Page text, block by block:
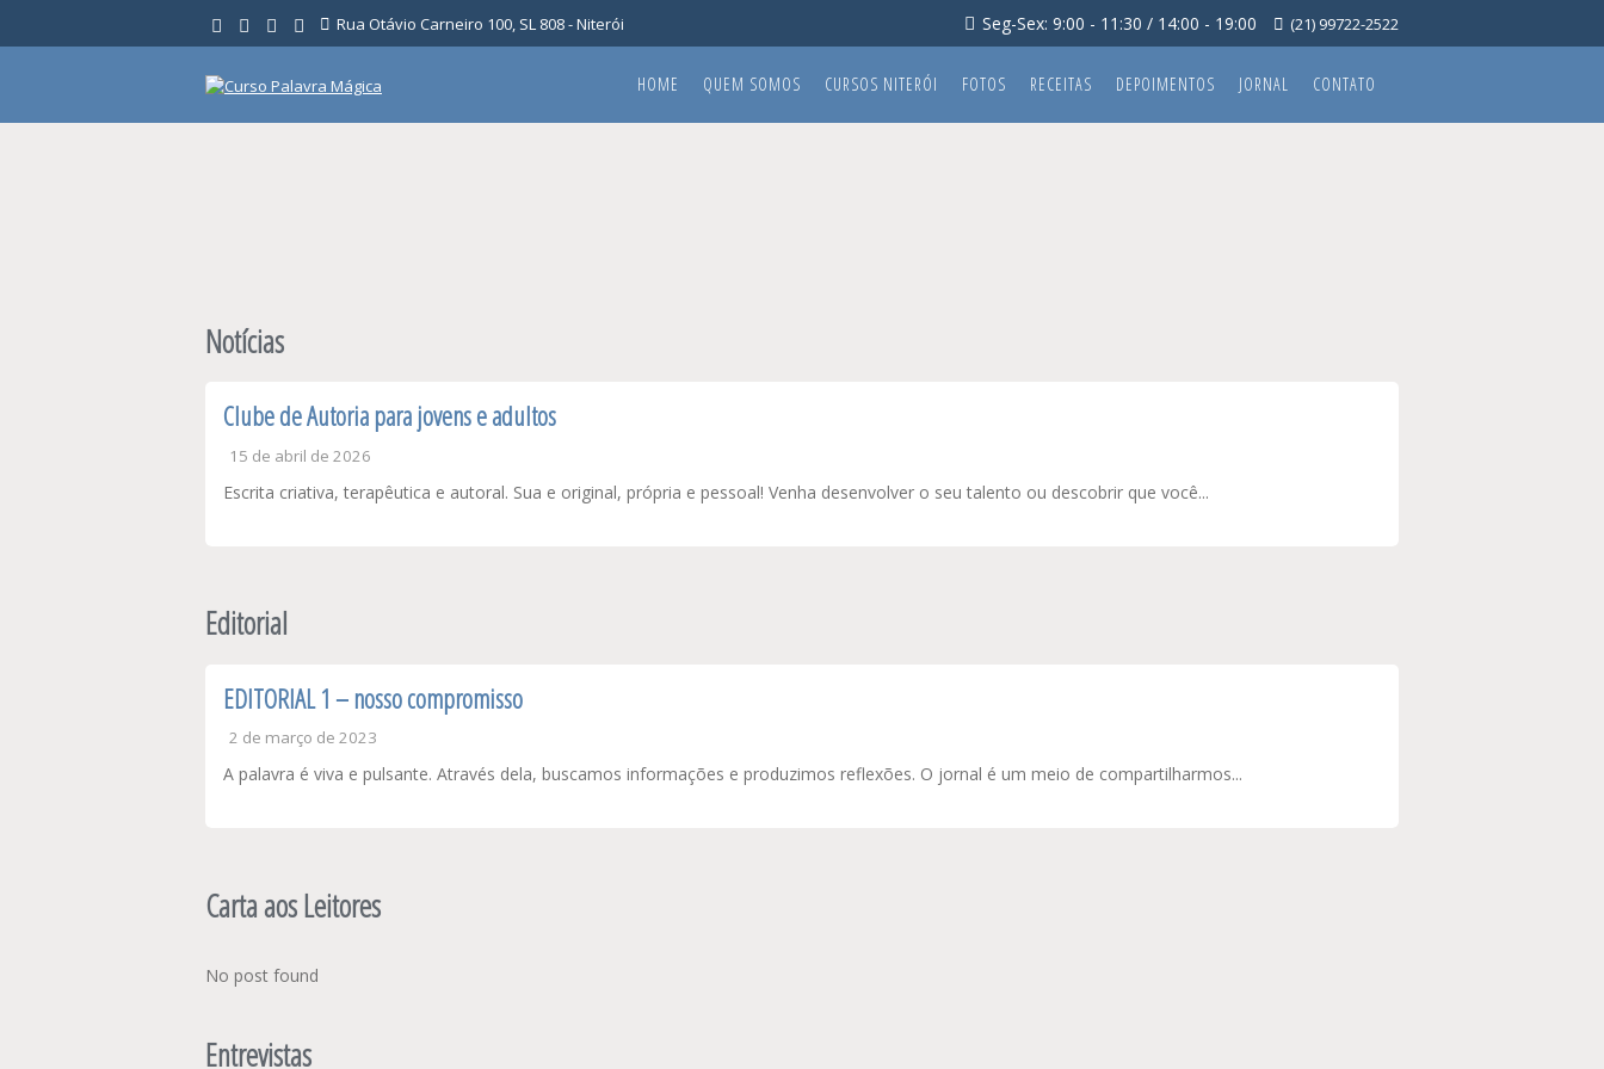
Rua Otávio Carneiro 100, SL 808 - Niterói Seg-Sex: 9:00 - 11:30 / 14:00 - 19:00 (21) 99722-2522
HOME QUEM SOMOS CURSOS NITERÓI FOTOS RECEITAS DEPOIMENTOS JORNAL CONTATO
Notícias
Clube de Autoria para jovens e adultos
15 de abril de 2026
Escrita criativa, terapêutica e autoral. Sua e original, própria e pessoal! Venha desenvolver o seu talento ou descobrir que você...
Editorial
EDITORIAL 1 – nosso compromisso
2 de março de 2023
A palavra é viva e pulsante. Através dela, buscamos informações e produzimos reflexões. O jornal é um meio de compartilharmos...
Carta aos Leitores
No post found
Entrevistas